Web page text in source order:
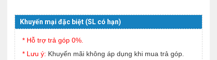
Khuyến mại đặc biệt (SL có hạn)
* Hỗ trợ trả góp 0%.
* Lưu ý: Khuyến mãi không áp dụng khi mua trả góp.